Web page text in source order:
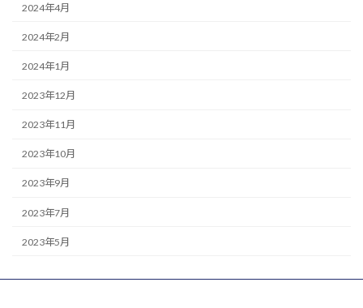
2024年4月
2024年2月
2024年1月
2023年12月
2023年11月
2023年10月
2023年9月
2023年7月
2023年5月